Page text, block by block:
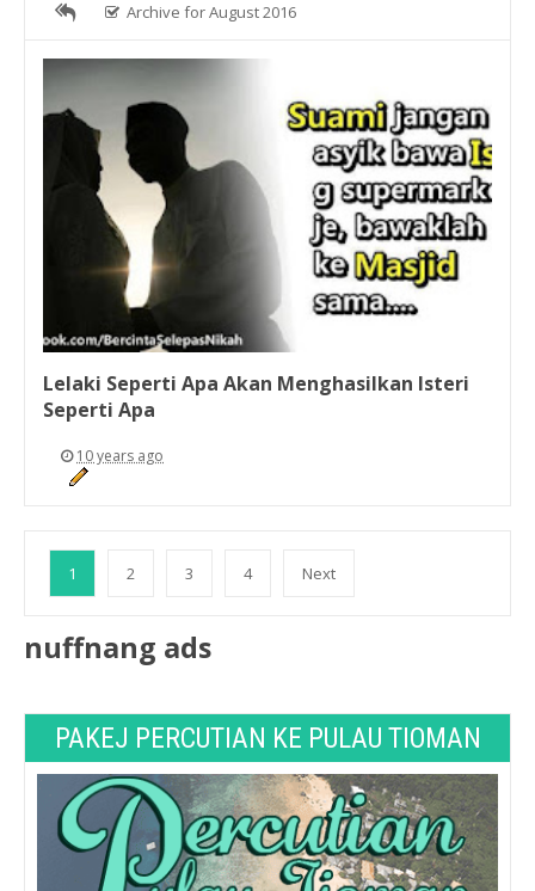
Archive for August 2016
Lelaki Seperti Apa Akan Menghasilkan Isteri
Seperti Apa
10 years ago
1 2 3 4 Next
nuffnang ads
PAKEJ PERCUTIAN KE PULAU TIOMAN